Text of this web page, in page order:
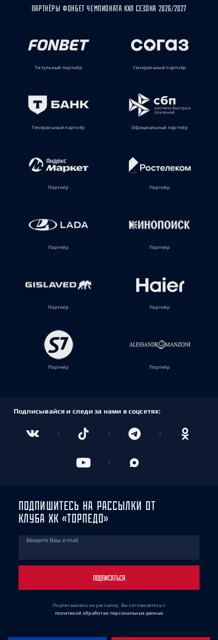
ПАРТНЁРЫ ФОНБЕТ ЧЕМПИОНАТА КХЛ СЕЗОНА 2026/2027
Титульный партнёр Генеральный партнёр
Генеральный партнёр Официальный партнёр
Партнёр Партнёр
Партнёр Партнёр
Партнёр Партнёр
Партнёр Партнёр
Подписывайся и следи за нами в соцсетях:
ПОДПИШИТЕСЬ НА РАССЫЛКИ ОТ
КЛУБА ХК «ТОРПЕДО»
Введите Ваш e-mail
ПОДПИСАТЬСЯ
Подписываясь на рассылку, Вы соглашаетесь с
политикой обработки персональных данных